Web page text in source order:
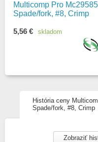
Multicomp Pro
Spade/fork, #8, Crimp
5,56 € skladom
História ceny
Spade/fork, #8, Crimp
Zobraziť